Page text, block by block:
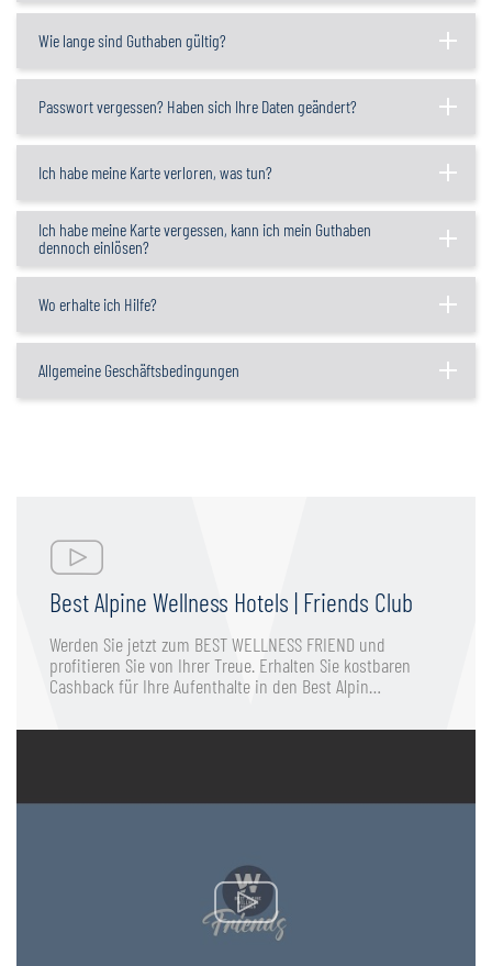
Wie lange sind Guthaben gültig?
Passwort vergessen? Haben sich Ihre Daten geändert?
Ich habe meine Karte verloren, was tun?
Ich habe meine Karte vergessen, kann ich mein Guthaben
dennoch einlösen?
Wo erhalte ich Hilfe?
Allgemeine Geschäftsbedingungen
Best Alpine Wellness Hotels | Friends Club
Werden Sie jetzt zum BEST WELLNESS FRIEND und
profitieren Sie von Ihrer Treue. Erhalten Sie kostbaren
Cashback für Ihre Aufenthalte in den Best Alpin…